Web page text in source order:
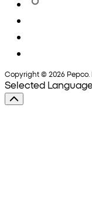
Copyright © 2026 Pepco.
Selected